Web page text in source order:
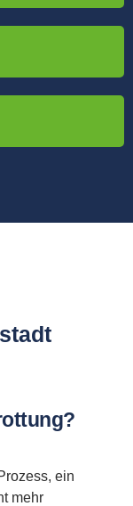
ein
mehr